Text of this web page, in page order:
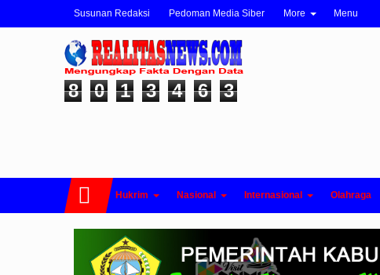
Susunan Redaksi Pedoman Media Siber More Menu
8 0 1 3 4 6 3
Hukrim Nasional Internasional Olahraga